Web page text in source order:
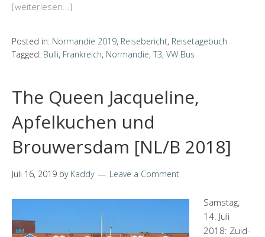
[weiterlesen…]
Posted in: Normandie 2019, Reisebericht, Reisetagebuch
Tagged: Bulli, Frankreich, Normandie, T3, VW Bus
The Queen Jacqueline,
Apfelkuchen und
Brouwersdam [NL/B 2018]
Juli 16, 2019 by Kaddy Leave a Comment
Samstag,
14. Juli
2018: Zuid-